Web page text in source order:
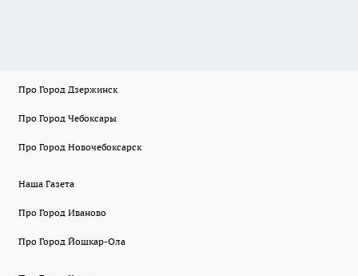
Про Город Дзержинск
Про Город Чебоксары
Про Город Новочебоксарск
Наша Газета
Про Город Иваново
Про Город Йошкар-Ола